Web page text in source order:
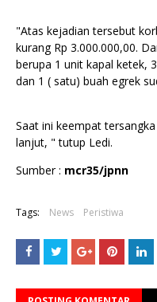
"Atas kejadian tersebut
kurang Rp 3.000.000,00.
berupa 1 unit kapal ketek,
dan 1 ( satu) buah egrek
Saat ini keempat
lanjut, " tutup Ledi.
Sumber : mcr35/jpnn
Tags: News Peristiwa